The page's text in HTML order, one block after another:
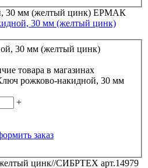
30 мм (желтый цинк)
товара в магазинах
рожково-накидной, 30 мм
+
заказ